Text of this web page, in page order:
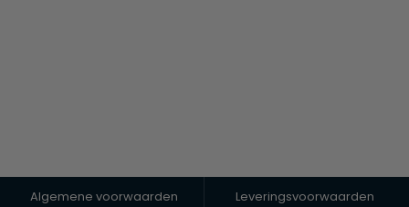
Algemene voorwaarden Leveringsvoorwaarden